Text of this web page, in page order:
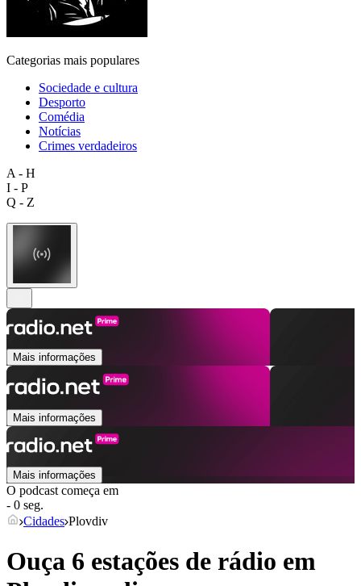
Categorias mais populares
Sociedade e cultura
Desporto
Comédia
Notícias
Crimes verdadeiros
A - H
I - P
Q - Z
Mais informações
Mais informações
Mais informações
O podcast começa em
- 0 seg.
Cidades Plovdiv
Ouça 6 estações de rádio em